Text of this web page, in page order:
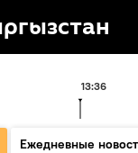
13:36
Ежедневные